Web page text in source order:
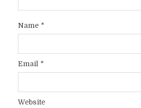
Name*
Email *
Website